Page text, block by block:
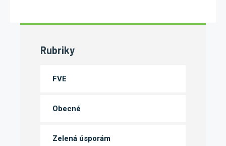
Rubriky
FVE
Obecné
Zelená úsporám